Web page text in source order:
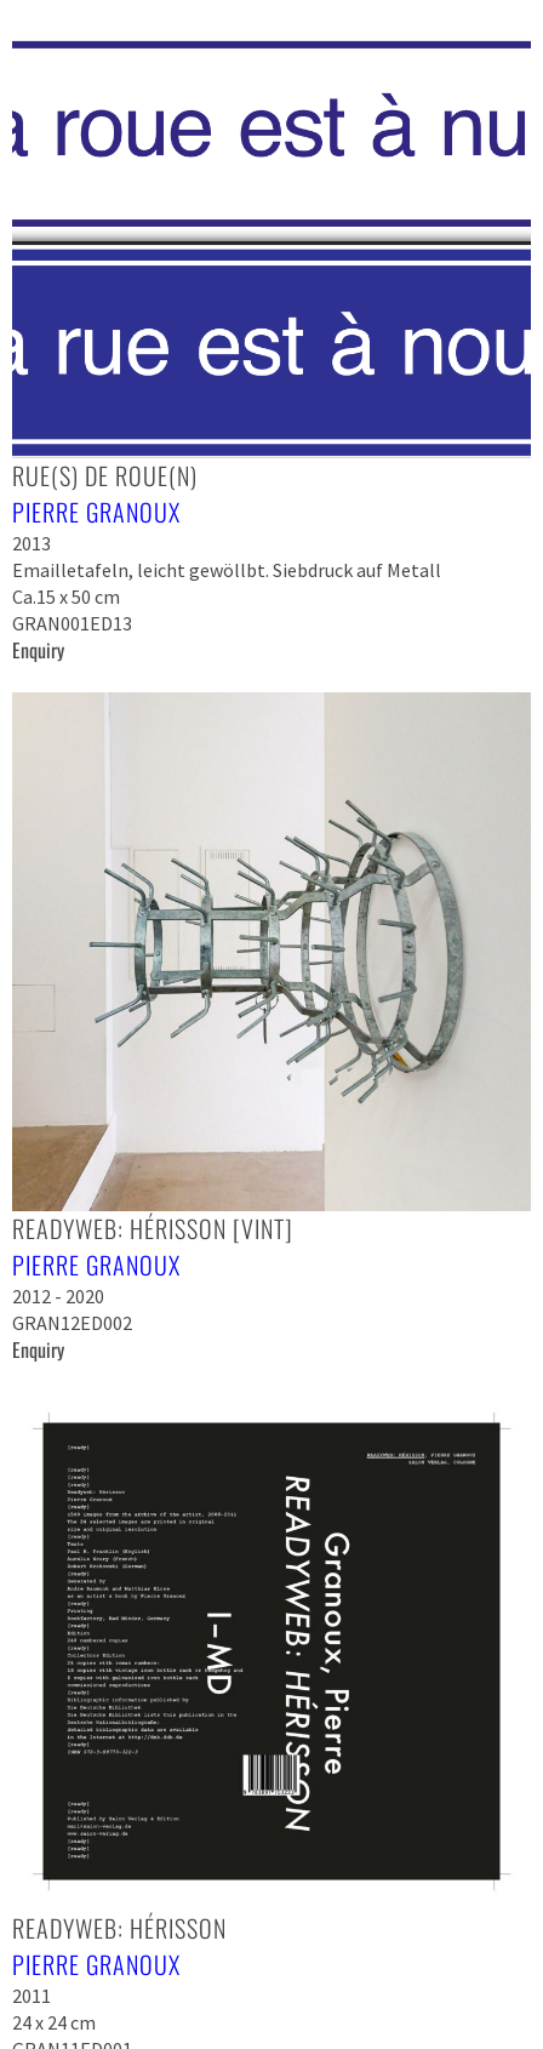
RUE(S) DE ROUE(N)
PIERRE GRANOUX
2013
Emailletafeln, leicht gewöllbt. Siebdruck auf Metall
Ca.15 x 50 cm
GRAN001ED13
Enquiry
READYWEB: HÉRISSON [VINT]
PIERRE GRANOUX
2012 - 2020
GRAN12ED002
Enquiry
READYWEB: HÉRISSON
PIERRE GRANOUX
2011
24 x 24 cm